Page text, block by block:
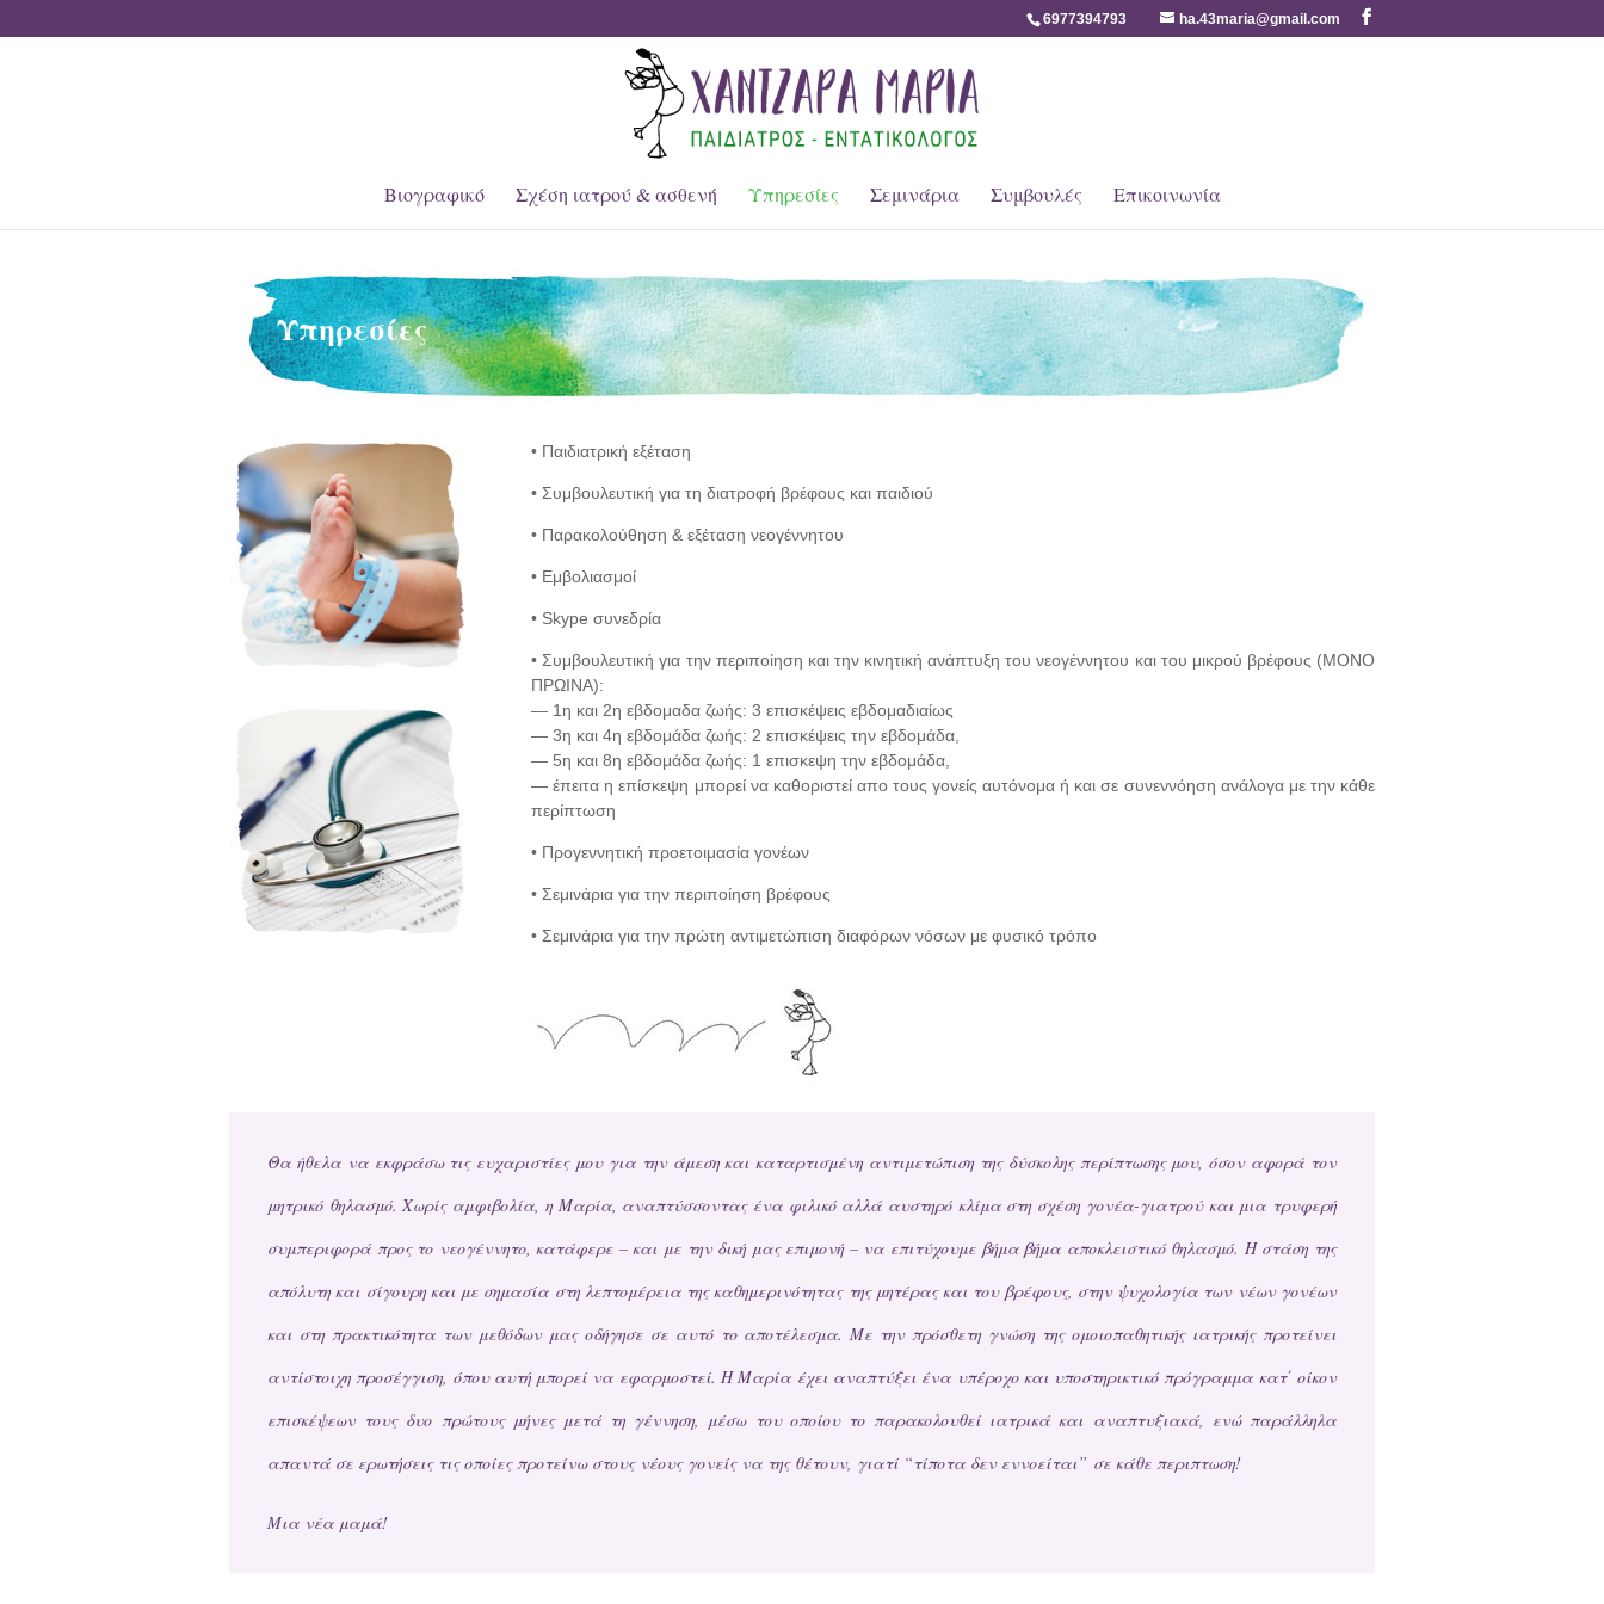
6977394793 ha.43maria@gmail.com
Βιογραφικό Σχέση ιατρού & ασθενή Υπηρεσίες Σεμινάρια Συμβουλές Επικοινωνία
Υπηρεσίες
• Παιδιατρική εξέταση
• Συμβουλευτική για τη διατροφή βρέφους και παιδιού
• Παρακολούθηση & εξέταση νεογέννητου
• Εμβολιασμοί
• Skype συνεδρία
• Συμβουλευτική για την περιποίηση και την κινητική ανάπτυξη του νεογέννητου και του μικρού βρέφους (ΜΟΝΟ
ΠΡΩΙΝΑ):
— 1η και 2η εβδομαδα ζωής: 3 επισκέψεις εβδομαδιαίως
— 3η και 4η εβδομάδα ζωής: 2 επισκέψεις την εβδομάδα,
— 5η και 8η εβδομάδα ζωής: 1 επισκεψη την εβδομάδα,
— έπειτα η επίσκεψη μπορεί να καθοριστεί απο τους γονείς αυτόνομα ή και σε συνεννόηση ανάλογα με την κάθε
περίπτωση
• Προγεννητική προετοιμασία γονέων
• Σεμινάρια για την περιποίηση βρέφους
• Σεμινάρια για την πρώτη αντιμετώπιση διαφόρων νόσων με φυσικό τρόπο
Θα ήθελα να εκφράσω τις ευχαριστίες μου για την άμεση και καταρτισμένη αντιμετώπιση της δύσκολης περίπτωσης μου, όσον αφορά τον
μητρικό θηλασμό. Χωρίς αμφιβολία, η Μαρία, αναπτύσσοντας ένα φιλικό αλλά αυστηρό κλίμα στη σχέση γονέα-γιατρού και μια τρυφερή
συμπεριφορά προς το νεογέννητο, κατάφερε – και με την δική μας επιμονή – να επιτύχουμε βήμα βήμα αποκλειστικό θηλασμό. Η στάση της
απόλυτη και σίγουρη και με σημασία στη λεπτομέρεια της καθημερινότητας της μητέρας και του βρέφους, στην ψυχολογία των νέων γονέων
και στη πρακτικότητα των μεθόδων μας οδήγησε σε αυτό το αποτέλεσμα. Με την πρόσθετη γνώση της ομοιοπαθητικής ιατρικής προτείνει
αντίστοιχη προσέγγιση, όπου αυτή μπορεί να εφαρμοστεί. Η Μαρία έχει αναπτύξει ένα υπέροχο και υποστηρικτικό πρόγραμμα κατ΄ οίκον
επισκέψεων τους δυο πρώτους μήνες μετά τη γέννηση, μέσω του οποίου το παρακολουθεί ιατρικά και αναπτυξιακά, ενώ παράλληλα
απαντά σε ερωτήσεις τις οποίες προτείνω στους νέους γονείς να της θέτουν, γιατί “τίποτα δεν εννοείται” σε κάθε περιπτωση!
Μια νέα μαμά!